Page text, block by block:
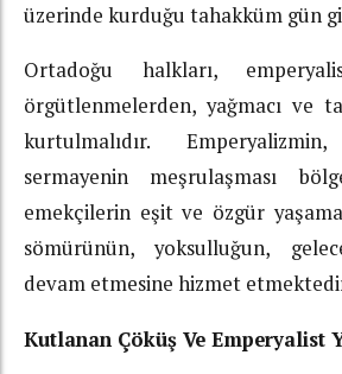
üzerinde kurduğu tahakküm gün
Ortadoğu halkları,
örgütlenmelerden, yağmacı ve
kurtulmalıdır.
sermayenin meşrulaşması
emekçilerin eşit ve özgür
sömürünün, yoksulluğun,
devam etmesine hizmet
Kutlanan Çöküş Ve Emperyalist